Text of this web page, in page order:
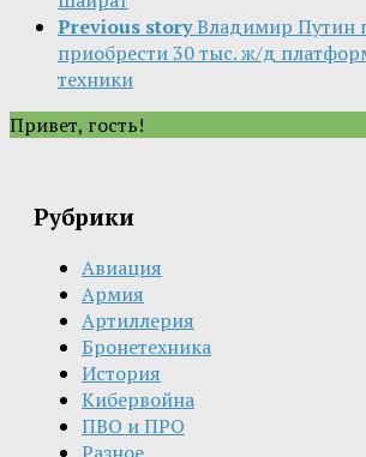
Previous storyВладимир Путин
приобрести 30 тыс. ж/д
техники
Привет, гость!
Рубрики
Авиация
Армия
Артиллерия
Бронетехника
История
Кибервойна
ПВО и ПРО